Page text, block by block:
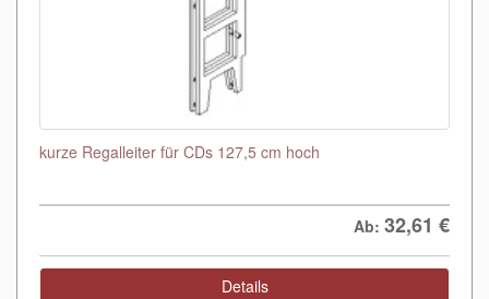
kurze Regalleiter für CDs 127,5 cm hoch
Ab: 32,61 €
Details